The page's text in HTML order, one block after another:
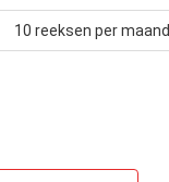
10 reeksen per maand